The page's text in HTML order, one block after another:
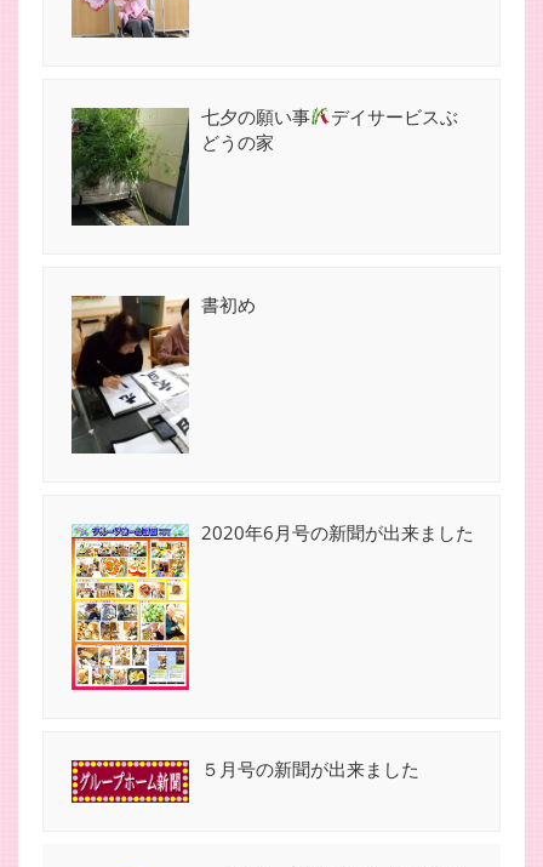
七夕の願い事
デイサービスぶ
どうの家
書初め
2020年6月号の新聞が出来ました
５月号の新聞が出来ました